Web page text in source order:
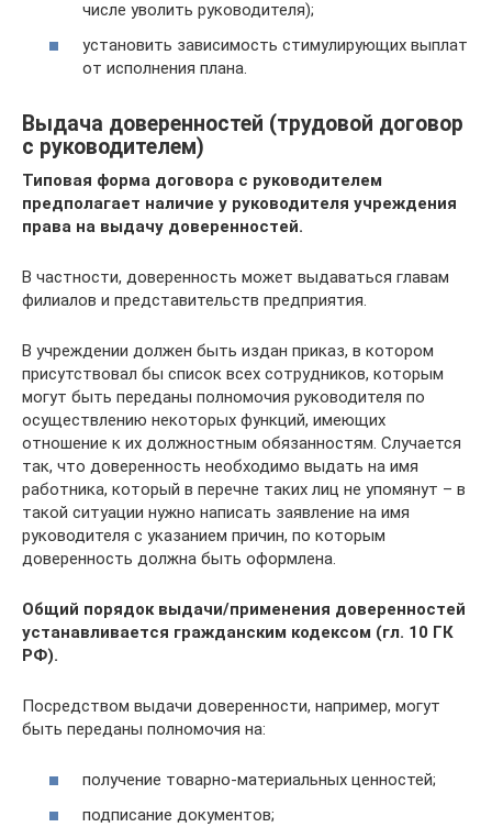
числе уволить руководителя);
установить зависимость стимулирующих выплат
от исполнения плана.
Выдача доверенностей (трудовой договор
с руководителем)
Типовая форма договора с руководителем
предполагает наличие у руководителя учреждения
права на выдачу доверенностей.
В частности, доверенность может выдаваться главам
филиалов и представительств предприятия.
В учреждении должен быть издан приказ, в котором
присутствовал бы список всех сотрудников, которым
могут быть переданы полномочия руководителя по
осуществлению некоторых функций, имеющих
отношение к их должностным обязанностям. Случается
так, что доверенность необходимо выдать на имя
работника, который в перечне таких лиц не упомянут – в
такой ситуации нужно написать заявление на имя
руководителя с указанием причин, по которым
доверенность должна быть оформлена.
Общий порядок выдачи/применения доверенностей
устанавливается гражданским кодексом (гл. 10 ГК
РФ).
Посредством выдачи доверенности, например, могут
быть переданы полномочия на:
получение товарно-материальных ценностей;
подписание документов;